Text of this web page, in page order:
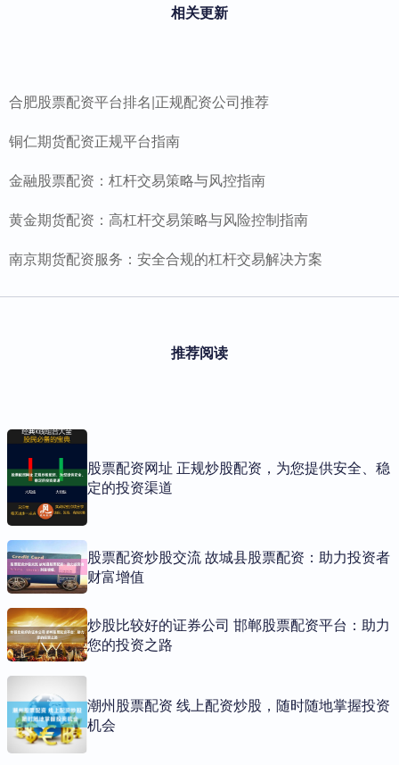
相关更新
合肥股票配资平台排名|正规配资公司推荐
铜仁期货配资正规平台指南
金融股票配资：杠杆交易策略与风控指南
黄金期货配资：高杠杆交易策略与风险控制指南
南京期货配资服务：安全合规的杠杆交易解决方案
推荐阅读
股票配资网址 正规炒股配资，为您提供安全、稳
定的投资渠道
股票配资炒股交流 故城县股票配资：助力投资者
财富增值
炒股比较好的证券公司 邯郸股票配资平台：助力
您的投资之路
潮州股票配资 线上配资炒股，随时随地掌握投资
机会